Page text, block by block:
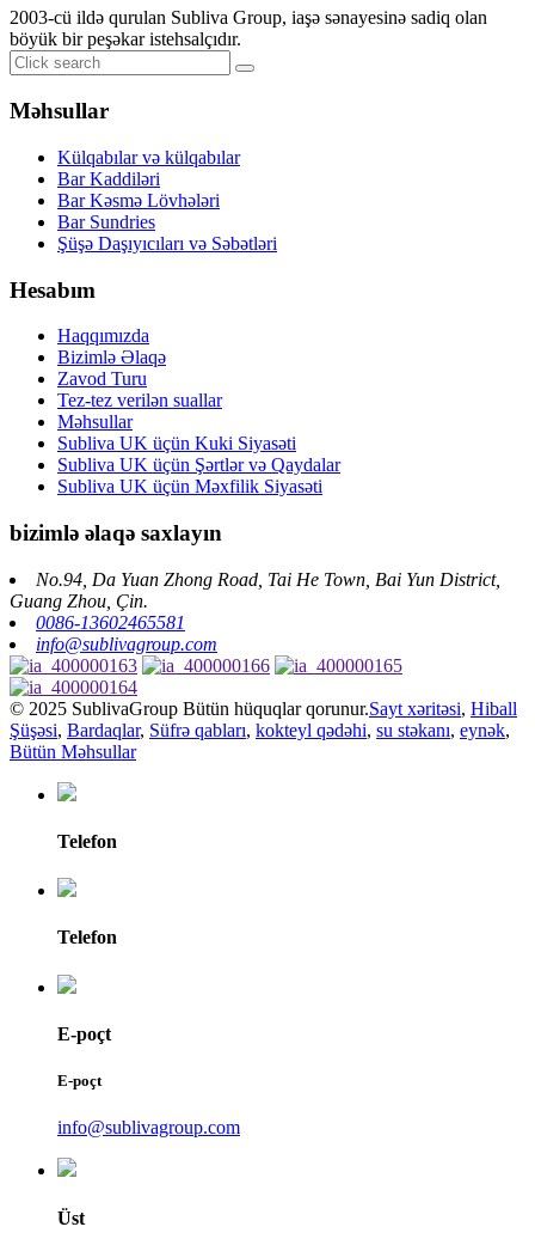
2003-cü ildə qurulan Subliva Group, iaşə sənayesinə sadiq olan
böyük bir peşəkar istehsalçıdır.
Məhsullar
Külqabılar və külqabılar
Bar Kaddiləri
Bar Kəsmə Lövhələri
Bar Sundries
Şüşə Daşıyıcıları və Səbətləri
Hesabım
Haqqımızda
Bizimlə Əlaqə
Zavod Turu
Tez-tez verilən suallar
Məhsullar
Subliva UK üçün Kuki Siyasəti
Subliva UK üçün Şərtlər və Qaydalar
Subliva UK üçün Məxfilik Siyasəti
bizimlə əlaqə saxlayın
No.94, Da Yuan Zhong Road, Tai He Town, Bai Yun District,
Guang Zhou, Çin.
0086-13602465581
info@sublivagroup.com
© 2025 SublivaGroup Bütün hüquqlar qorunur.Sayt xəritəsi, Hiball
Şüşəsi, Bardaqlar, Süfrə qabları, kokteyl qədəhi, su stəkanı, eynək,
Bütün Məhsullar
Telefon
Telefon
E-poçt
E-poçt
info@sublivagroup.com
Üst